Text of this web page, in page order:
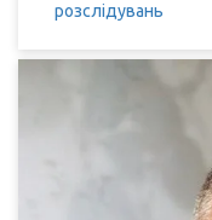
розслідувань